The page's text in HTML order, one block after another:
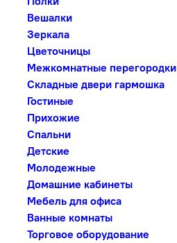
Вешалки
Зеркала
Цветочницы
Межкомнатные перегородки
Складные двери гармошка
Гостиные
Прихожие
Спальни
Детские
Молодежные
Домашние кабинеты
Мебель для офиса
Ванные комнаты
Торговое оборудование